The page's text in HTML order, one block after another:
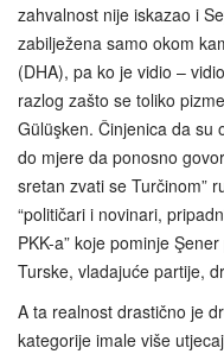
zahvalnost nije iskazao i
zabilježena samo okom
(DHA), pa ko je vidio –
razlog zašto se toliko
Gülüşken. Činjenica da su
do mjere da ponosno
sretan zvati se Turčinom”
“političari i novinari,
PKK-a” koje pominje
Turske, vladajuće partije,
A ta realnost drastično je
kategorije imale više